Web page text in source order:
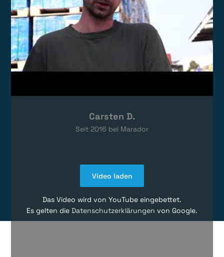
Video laden
Das Video wird von YouTube eingebettet.
Es gelten die Datenschutzerklärungen von Google.
Carsten D.
Seit 2016 bei Marador